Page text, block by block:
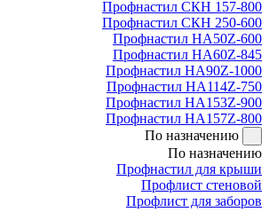
Профнастил СКН 157-800
Профнастил СКН 250-600
Профнастил НА50Z-600
Профнастил НА60Z-845
Профнастил НА90Z-1000
Профнастил НА114Z-750
Профнастил НА153Z-900
Профнастил НА157Z-800
По назначению
По назначению
Профнастил для крыши
Профлист стеновой
Профлист для заборов